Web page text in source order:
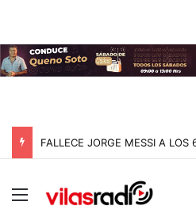
Menú